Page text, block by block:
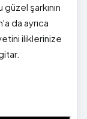
şarkının
da ayrıca
iliklerinize